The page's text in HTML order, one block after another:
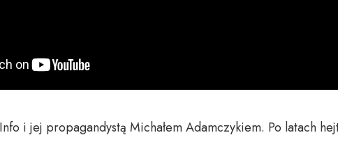
i jej propagandystą Michałem Adamczykiem. Po latach